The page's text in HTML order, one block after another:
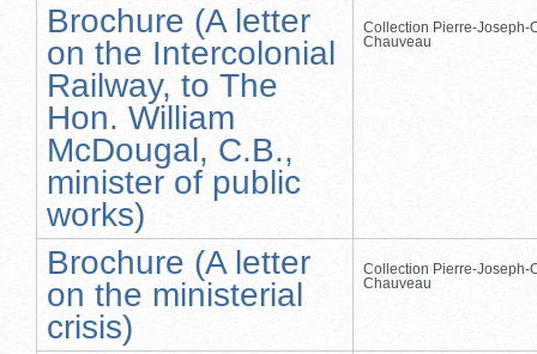
Brochure (A letter
on the Intercolonial
Railway, to The
Hon. William
McDougal, C.B.,
minister of public
works)
Collection Pierre-Joseph-
Chauveau
Brochure (A letter
on the ministerial
crisis)
Collection Pierre-Joseph-
Chauveau